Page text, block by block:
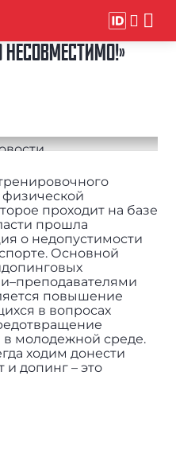
НЕСОВМЕСТИМО!»
проходит на базе
прошла
о недопустимости
Основной
повышение
в вопросах
в молодежной среде.
ходим донести
и допинг – это